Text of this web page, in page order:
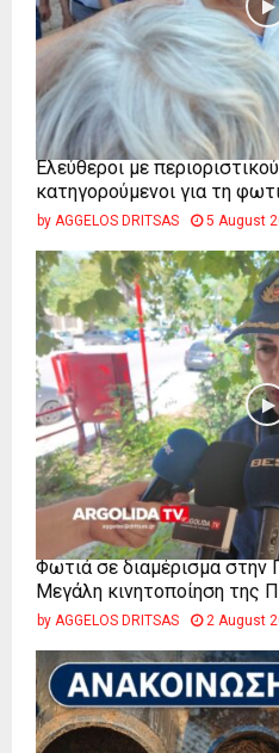
Ελεύθεροι με
κατηγορούμενοι για τη
by AGGELOS DRITSAS 5 August
Φωτιά σε διαμέρισμα στην
Μεγάλη κινητοποίηση της
by AGGELOS DRITSAS 2 August